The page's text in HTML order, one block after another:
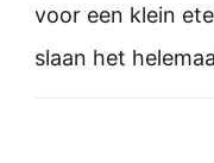
voor een klein
slaan het